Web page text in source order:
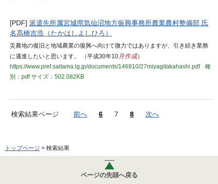
[PDF] 派遣先所属宮城県気仙沼地方振興事務所農業農村整備部 氏
名髙橋吉浩（たかはしよしひろ）
災農地の復旧と地域農業の復興へ向けて微力ではありますが、引き続き業務
に邁進したいと思います。 （平成30年10月作成）
https://www.pref.saitama.lg.jp/documents/146910/27miyagitakahashi.pdf
種
別：pdfサイズ：502.082KB
検索結果ページ 前へ 6 7 8 次へ
トップページ > 検索結果
ページの先頭へ戻る